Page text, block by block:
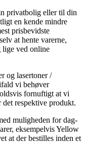
privatbolig eller til din
en kende mindre
prisbevidste
at hente varerne,
lige ved online
og lasertoner /
vi behøver
fornuftigt at vi
respektive produkt.
muligheden for dag-
eksempelvis Yellow
at der bestilles inden et